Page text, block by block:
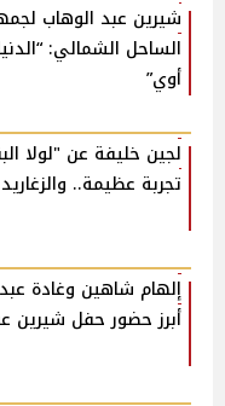
شيرين عبد الوهاب
الساحل الشمالي:
أوي”
لجين خليفة عن "لولا
تجربة عظيمة..
إلهام شاهين وغادة
أبرز حضور حفل شيرين